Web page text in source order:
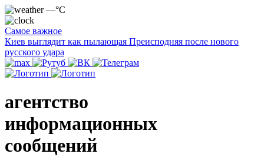
—°C
Самое важное
Киев выглядит как пылающая Преисподняя после нового
русского удара
агентство
информационных
сообщений